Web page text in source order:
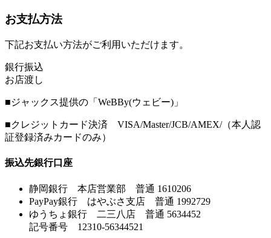
お支払方法
下記お支払い方法がご利用いただけます。
銀行振込
お店渡し
■ジャックス提供の「WeBBy(ウェビー)」
■クレジットカード決済 VISA/Master/JCB/AMEX/（本人認
証登録済みカードのみ）
振込先銀行口座
静岡銀行 本店営業部 普通 1610206
PayPay銀行 はやぶさ支店 普通 1992729
ゆうちょ銀行 二三八店 普通 5634452
記号番号 12310-56344521